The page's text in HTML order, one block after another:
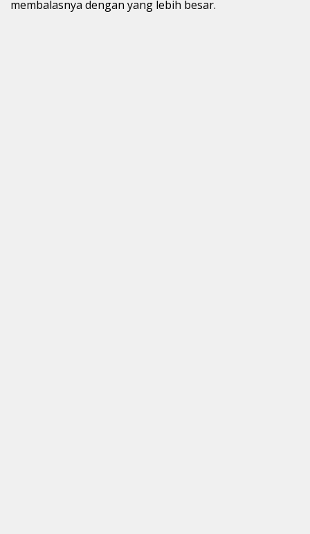
membalasnya dengan yang lebih besar.